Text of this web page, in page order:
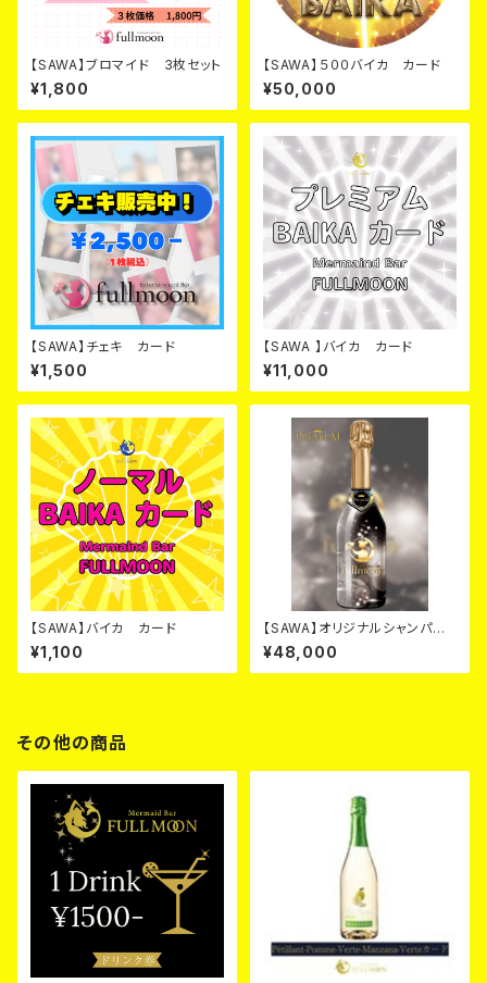
【SAWA】ブロマイド 3枚セット
¥1,800
【SAWA】５００バイカ カード
¥50,000
【SAWA】チェキ カード
¥1,500
【SAWA 】バイカ カード
¥11,000
【SAWA】バイカ カード
¥1,100
【SAWA】オリジナルシャンパ
ン ブラック カード
¥48,000
その他の商品